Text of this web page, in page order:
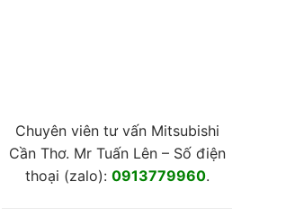
Chuyên viên tư vấn Mitsubishi
Cần Thơ. Mr Tuấn Lên – Số điện
thoại (zalo): 0913779960.